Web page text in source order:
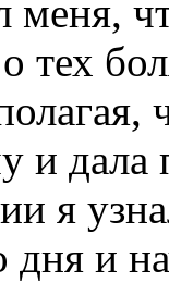
меня,
о тех
и дала
я
дня и